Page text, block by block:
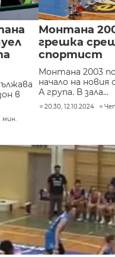
в
мин.
Монтана
грешка
спортист
Монтана 2003
начало на новия
А група. В зала...
20:30, 12.10.2024